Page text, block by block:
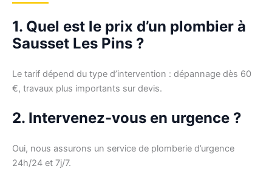
1. Quel est le prix d’un plombier à
Sausset Les Pins ?
Le tarif dépend du type d’intervention : dépannage dès 60
€, travaux plus importants sur devis.
2. Intervenez-vous en urgence ?
Oui, nous assurons un service de plomberie d’urgence
24h/24 et 7j/7.